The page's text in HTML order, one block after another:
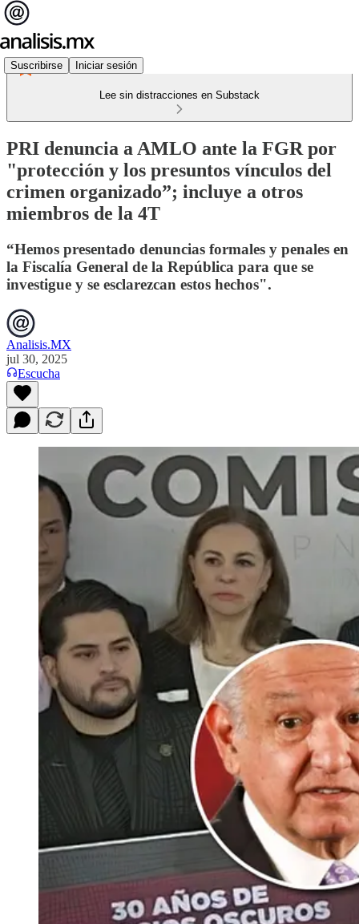
Suscribirse Iniciar sesión
Lee sin distracciones en Substack
PRI denuncia a AMLO ante la FGR por
"protección y los presuntos vínculos del
crimen organizado”; incluye a otros
miembros de la 4T
“Hemos presentado denuncias formales y penales en
la Fiscalía General de la República para que se
investigue y se esclarezcan estos hechos".
Analisis.MX
jul 30, 2025
Escucha